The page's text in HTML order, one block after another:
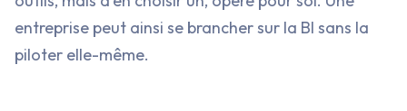
entreprise peut ainsi se brancher sur la BI sans la
piloter elle-même.